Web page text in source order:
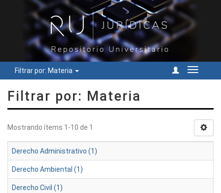
Filtrar por: Materia
Cambiar
Filtrar por: Materia
Mostrando ítems 1-10 de 1
Derecho Administrativo (1)
Derecho Ambiental (1)
Derecho Civil (1)